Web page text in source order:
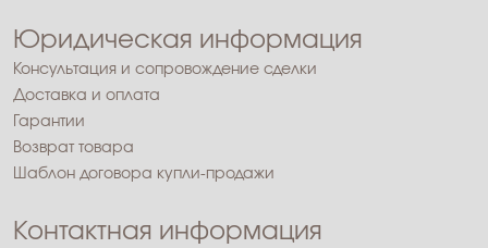
Юридическая информация
Консультация и сопровождение сделки
Доставка и оплата
Гарантии
Возврат товара
Шаблон договора купли-продажи
Контактная информация